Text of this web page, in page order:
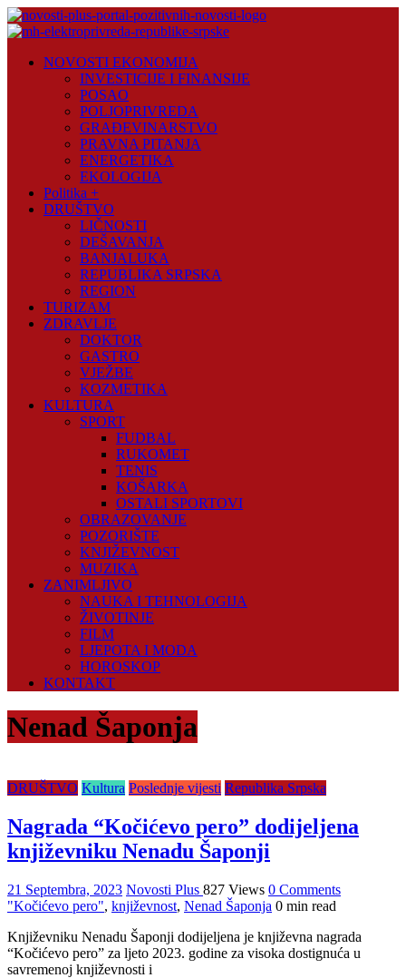
Skip
to
Plus
NOVOSTI EKONOMIJA
INVESTICIJE I FINANSIJE
POSAO
POLJOPRIVREDA
GRAĐEVINARSTVO
PRAVNA PITANJA
ENERGETIKA
EKOLOGIJA
Politika +
DRUŠTVO
LIČNOSTI
DEŠAVANJA
BANJALUKA
REPUBLIKA SRPSKA
REGION
TURIZAM
ZDRAVLJE
DOKTOR
GASTRO
VJEŽBE
KOZMETIKA
KULTURA
SPORT
FUDBAL
RUKOMET
TENIS
KOŠARKA
OSTALI SPORTOVI
OBRAZOVANJE
POZORIŠTE
KNJIŽEVNOST
MUZIKA
ZANIMLJIVO
NAUKA I TEHNOLOGIJA
ŽIVOTINJE
FILM
LJEPOTA I MODA
HOROSKOP
KONTAKT
Nenad Šaponja
DRUŠTVO Kultura Poslednje vijesti Republika Srpska
Nagrada “Kočićevo pero” dodijeljena
književniku Nenadu Šaponji
21 Septembra, 2023 Novosti Plus 827 Views 0 Comments
"Kočićevo pero", književnost, Nenad Šaponja 0 min read
Književniku Nenadu Šaponji dodijeljena je književna nagrada
“Kočićevo pero” za ljeto 2023. godine za visoka dostignuća u
savremenoj književnosti i